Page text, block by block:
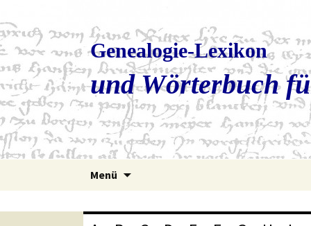
Genealogie-Lexikon
und Wörterbuch
Menü